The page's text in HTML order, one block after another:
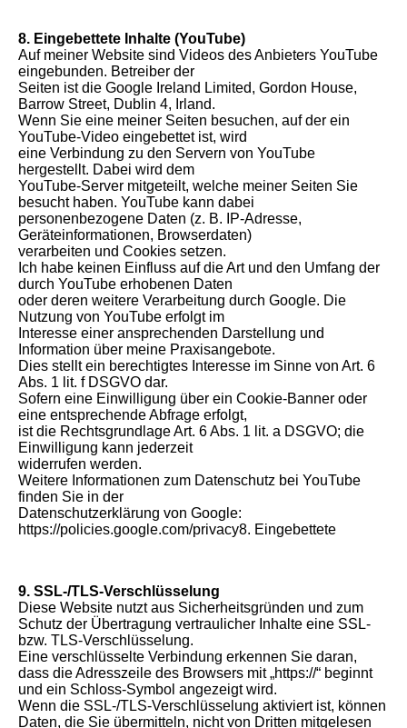
8. Eingebettete Inhalte (YouTube)
Auf meiner Website sind Videos des Anbieters YouTube
eingebunden. Betreiber der
Seiten ist die Google Ireland Limited, Gordon House,
Barrow Street, Dublin 4, Irland.
Wenn Sie eine meiner Seiten besuchen, auf der ein
YouTube-Video eingebettet ist, wird
eine Verbindung zu den Servern von YouTube
hergestellt. Dabei wird dem
YouTube-Server mitgeteilt, welche meiner Seiten Sie
besucht haben. YouTube kann dabei
personenbezogene Daten (z. B. IP-Adresse,
Geräteinformationen, Browserdaten)
verarbeiten und Cookies setzen.
Ich habe keinen Einfluss auf die Art und den Umfang der
durch YouTube erhobenen Daten
oder deren weitere Verarbeitung durch Google. Die
Nutzung von YouTube erfolgt im
Interesse einer ansprechenden Darstellung und
Information über meine Praxisangebote.
Dies stellt ein berechtigtes Interesse im Sinne von Art. 6
Abs. 1 lit. f DSGVO dar.
Sofern eine Einwilligung über ein Cookie-Banner oder
eine entsprechende Abfrage erfolgt,
ist die Rechtsgrundlage Art. 6 Abs. 1 lit. a DSGVO; die
Einwilligung kann jederzeit
widerrufen werden.
Weitere Informationen zum Datenschutz bei YouTube
finden Sie in der
Datenschutzerklärung von Google:
https://policies.google.com/privacy8. Eingebettete
9. SSL-/TLS-Verschlüsselung
Diese Website nutzt aus Sicherheitsgründen und zum
Schutz der Übertragung vertraulicher Inhalte eine SSL-
bzw. TLS-Verschlüsselung.
Eine verschlüsselte Verbindung erkennen Sie daran,
dass die Adresszeile des Browsers mit „https://“ beginnt
und ein Schloss-Symbol angezeigt wird.
Wenn die SSL-/TLS-Verschlüsselung aktiviert ist, können
Daten, die Sie übermitteln, nicht von Dritten mitgelesen